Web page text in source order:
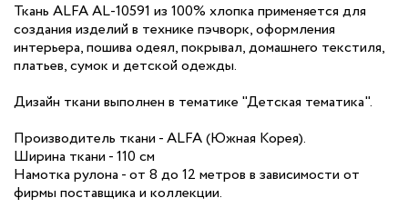
Ткань ALFA AL-10591 из 100% хлопка применяется для
создания изделий в технике пэчворк, оформления
интерьера, пошива одеял, покрывал, домашнего текстиля,
платьев, сумок и детской одежды.
Дизайн ткани выполнен в тематике "Детская тематика".
Производитель ткани - ALFA (Южная Корея).
Ширина ткани - 110 см
Намотка рулона - от 8 до 12 метров в зависимости от
фирмы поставщика и коллекции.